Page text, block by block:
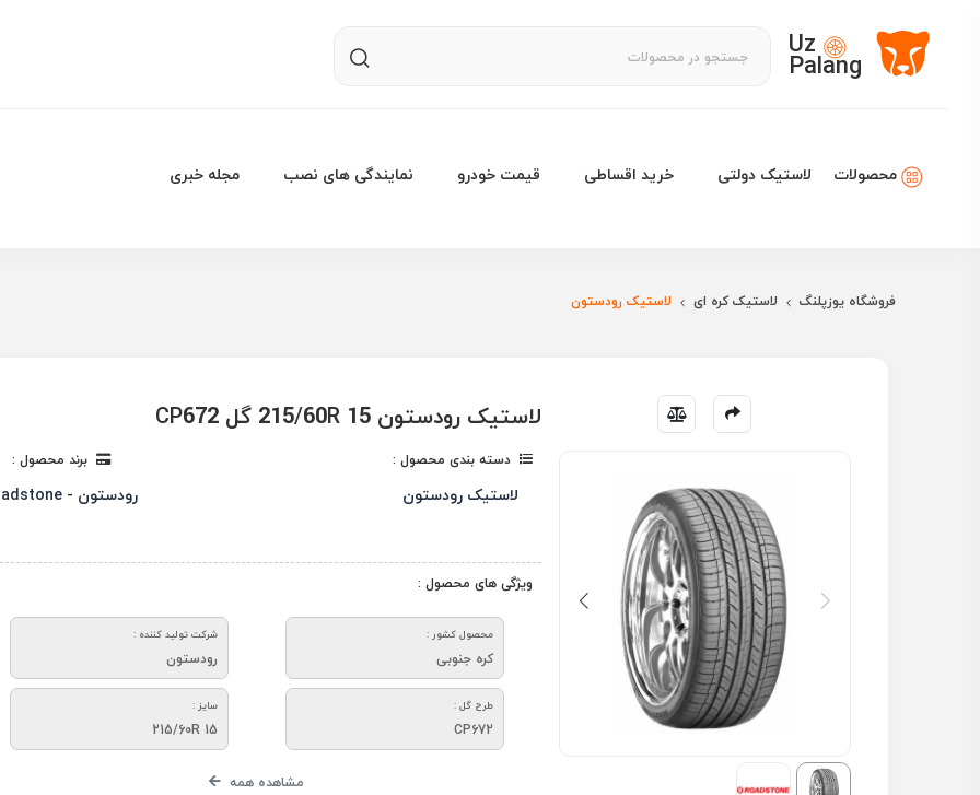
Uz
Palang
محصولات لاستیک دولتی خرید اقساطی قیمت خودرو نمایندگی های نصب مجله خبری
فروشگاه یوزپلنگ لاستیک کره ای لاستیک رودستون
لاستیک رودستون 215/60R 15 گل CP672
دسته بندی محصول :
لاستیک رودستون
برند محصول :
رودستون - Roadstone
ویژگی های محصول :
محصول کشور :
کره جنوبی
شرکت تولید کننده :
رودستون
طرح گل :
CP672
سایز :
215/60R 15
مشاهده همه